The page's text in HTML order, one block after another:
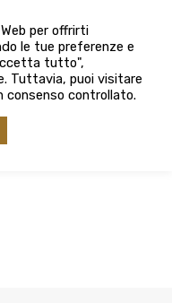
per offrirti
le tue preferenze e
tutto",
Tuttavia, puoi visitare
consenso controllato.